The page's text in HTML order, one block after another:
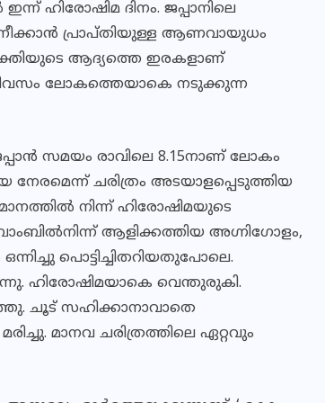
ദിനം. ജപ്പാനിലെ
പ്രാപ്തിയുള്ള ആണവായുധം
ആദ്യത്തെ ഇരകളാണ്
ലോകത്തെയാകെ നടുക്കുന്ന
സമയം രാവിലെ 8.15നാണ് ലോകം
ചരിത്രം അടയാളപ്പെടുത്തിയ
നിന്ന് ഹിരോഷിമയുടെ
ആളിക്കത്തിയ അഗ്നിഗോളം,
പൊട്ടിച്ചിതറിയതുപോലെ.
ഹിരോഷിമയാകെ വെന്തുരുകി.
ചൂട് സഹിക്കാനാവാതെ
മാനവ ചരിത്രത്തിലെ ഏറ്റവും